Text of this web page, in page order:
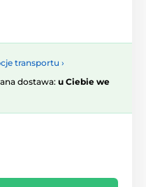
transportu ›
dostawa: u Ciebie we